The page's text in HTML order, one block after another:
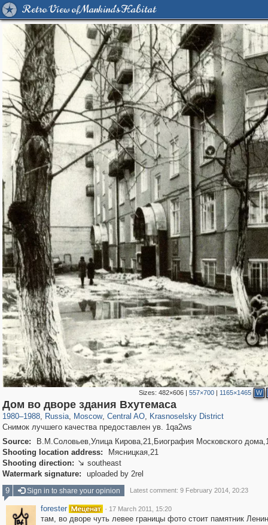
Retro View of Mankind's Habitat
Sizes: 482×606| 557×700| 1165×1465 W
Дом во дворе здания Вхутемаса
1980–1988, Russia
1,406,840 29,243
, Moscow
319,864 8,286
, Central AO
160,012 5,916
, Krasnoselsky District
6,976
Снимок лучшего качества предоставлен ув. 1qa2ws
Source:
В.М.Соловьев,Улица Кирова,21,Биография Московского
Shooting location address:
Мясницкая,21
Shooting direction:  southeast
Watermark signature:
uploaded by 2rel
9
Sign in to share your opinion Latest comment: 9 February 2014, 20:23
forester · 17 March 2011, 15:20
там, во дворе чуть левее границы фото стоит памятник